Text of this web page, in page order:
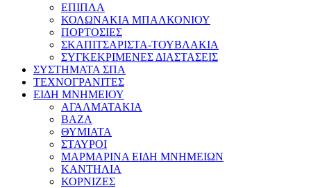
ΕΠΙΠΛΑ
ΚΟΛΩΝΑΚΙΑ ΜΠΑΛΚΟΝΙΟΥ
ΠΟΡΤΟΣΙΕΣ
ΣΚΑΠΙΤΣΑΡΙΣΤΑ-ΤΟΥΒΛΑΚΙΑ
ΣΥΓΚΕΚΡΙΜΕΝΕΣ ΔΙΑΣΤΑΣΕΙΣ
ΣΥΣΤΗΜΑΤΑ ΣΠΑ
ΤΕΧΝΟΓΡΑΝΙΤΕΣ
ΕΙΔΗ ΜΝΗΜΕΙΟΥ
ΑΓΑΛΜΑΤΑΚΙΑ
ΒΑΖΑ
ΘΥΜΙΑΤΑ
ΣΤΑΥΡΟΙ
ΜΑΡΜΑΡΙΝΑ ΕΙΔΗ ΜΝΗΜΕΙΩΝ
ΚΑΝΤΗΛΙΑ
ΚΟΡΝΙΖΕΣ